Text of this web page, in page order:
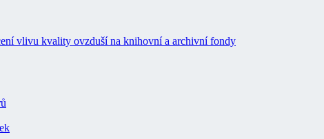
vlivu kvality ovzduší na knihovní a archivní fondy